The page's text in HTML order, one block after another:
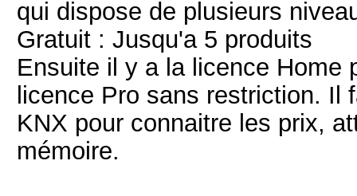
qui dispose de plusieurs
Gratuit : Jusqu'a 5 produits
Ensuite il y a la licence Home
licence Pro sans restriction.
KNX pour connaitre les prix,
mémoire.